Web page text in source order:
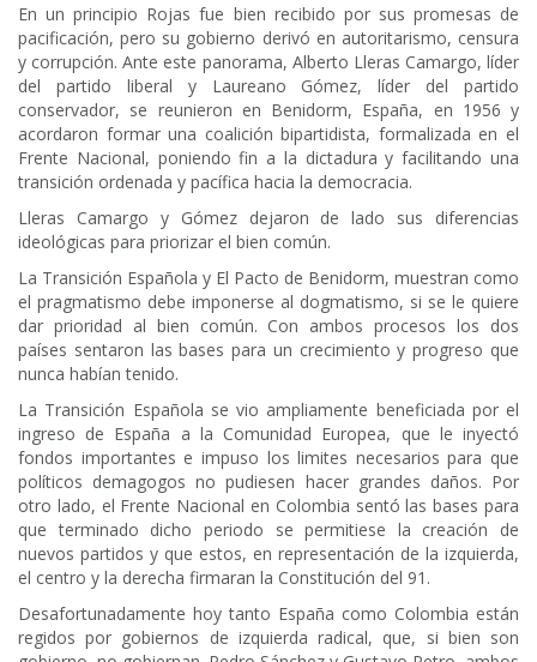
En un principio Rojas fue bien recibido por sus promesas de
pacificación, pero su gobierno derivó en autoritarismo, censura
y corrupción. Ante este panorama, Alberto Lleras Camargo, líder
del partido liberal y Laureano Gómez, líder del partido
conservador, se reunieron en Benidorm, España, en 1956 y
acordaron formar una coalición bipartidista, formalizada en el
Frente Nacional, poniendo fin a la dictadura y facilitando una
transición ordenada y pacífica hacia la democracia.
Lleras Camargo y Gómez dejaron de lado sus diferencias
ideológicas para priorizar el bien común.
La Transición Española y El Pacto de Benidorm, muestran como
el pragmatismo debe imponerse al dogmatismo, si se le quiere
dar prioridad al bien común. Con ambos procesos los dos
países sentaron las bases para un crecimiento y progreso que
nunca habían tenido.
La Transición Española se vio ampliamente beneficiada por el
ingreso de España a la Comunidad Europea, que le inyectó
fondos importantes e impuso los limites necesarios para que
políticos demagogos no pudiesen hacer grandes daños. Por
otro lado, el Frente Nacional en Colombia sentó las bases para
que terminado dicho periodo se permitiese la creación de
nuevos partidos y que estos, en representación de la izquierda,
el centro y la derecha firmaran la Constitución del 91.
Desafortunadamente hoy tanto España como Colombia están
regidos por gobiernos de izquierda radical, que, si bien son